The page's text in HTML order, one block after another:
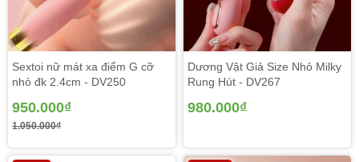
Sextoi nữ mát xa điểm G cỡ
nhỏ đk 2.4cm - DV250
950.000₫
1.050.000₫
Dương Vật Giả Size Nhỏ Milky
Rung Hút - DV267
980.000₫